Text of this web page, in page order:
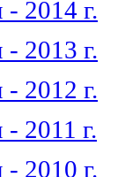
2014 г.
2013 г.
2012 г.
2011 г.
2010 г.